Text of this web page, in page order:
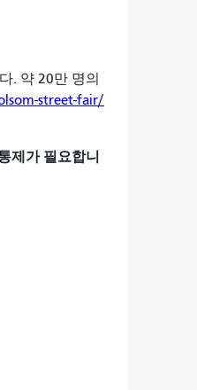
. 약 20만 명의
street-fair/
제가 필요합니